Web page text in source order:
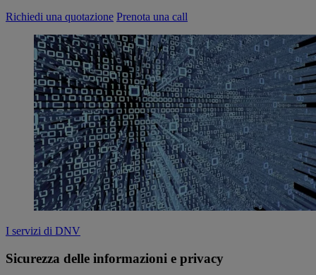
Richiedi una quotazione Prenota una call
I servizi di DNV
Sicurezza delle informazioni e privacy